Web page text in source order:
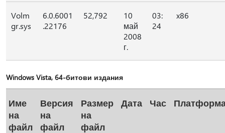
Volm
gr.sys
6.0.6001
.22176
52,792
10
май
2008
г.
03:
24
x86
Windows Vista, 64-битови издания
Име
на
файл
Версия
на
файл
Размер
на
файл
Дата Час